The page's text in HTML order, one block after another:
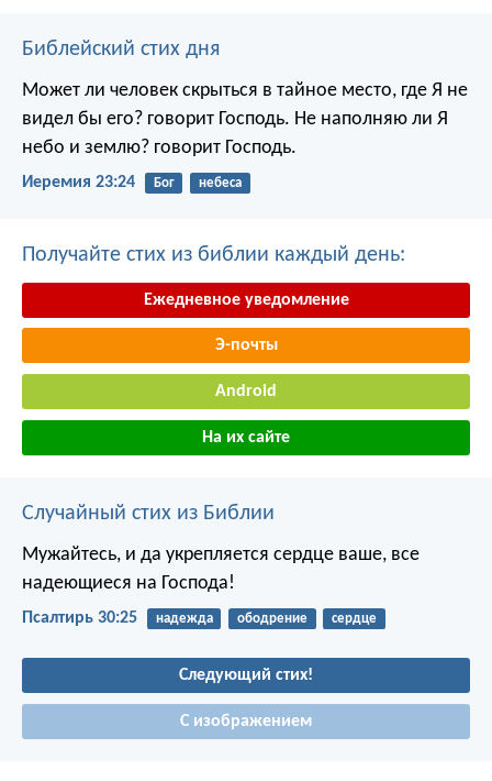
Библейский стих дня
Может ли человек скрыться в тайное место, где Я не
видел бы его? говорит Господь. Не наполняю ли Я
небо и землю? говорит Господь.
Иеремия 23:24 Бог небеса
Получайте стих из библии каждый день:
Ежедневное уведомление
Э-почты
Android
На их сайте
Случайный стих из Библии
Мужайтесь, и да укрепляется сердце ваше, все
надеющиеся на Господа!
Псалтирь 30:25 надежда ободрение сердце
Следующий стих!
С изображением